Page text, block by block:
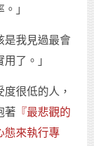
」
是我見過最會
了。」
很低的人，
著 『最悲觀的
態來執行專